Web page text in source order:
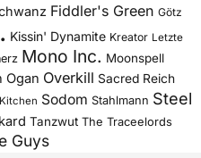
Fiddler's Green Götz
Kissin' Dynamite Kreator Letzte
Mono Inc. Moonspell
Ogan Overkill Sacred Reich
Sodom Stahlmann Steel
Tanzwut The Traceelords
Guys